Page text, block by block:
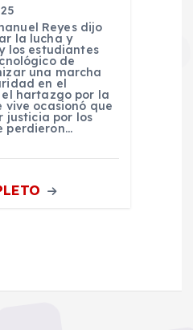
Reyes dijo
la lucha y
los estudiantes
de
una marcha
en el
el hartazgo por la
vive ocasionó que
justicia por los
perdieron…